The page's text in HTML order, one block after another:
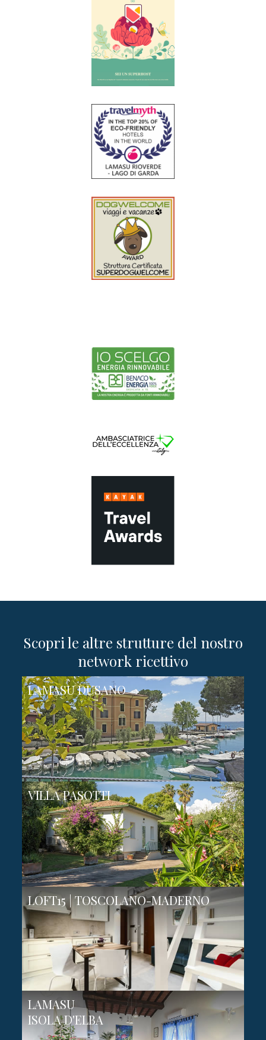
Scopri le altre strutture del nostro
network ricettivo
LAMASU DUSANO
VILLA PASOTTI
LOFT15 | TOSCOLANO-MADERNO
LAMASU
ISOLA D'ELBA